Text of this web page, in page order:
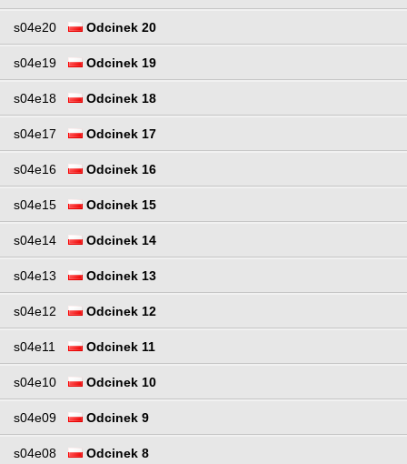
s04e20 Odcinek 20
s04e19 Odcinek 19
s04e18 Odcinek 18
s04e17 Odcinek 17
s04e16 Odcinek 16
s04e15 Odcinek 15
s04e14 Odcinek 14
s04e13 Odcinek 13
s04e12 Odcinek 12
s04e11 Odcinek 11
s04e10 Odcinek 10
s04e09 Odcinek 9
s04e08 Odcinek 8